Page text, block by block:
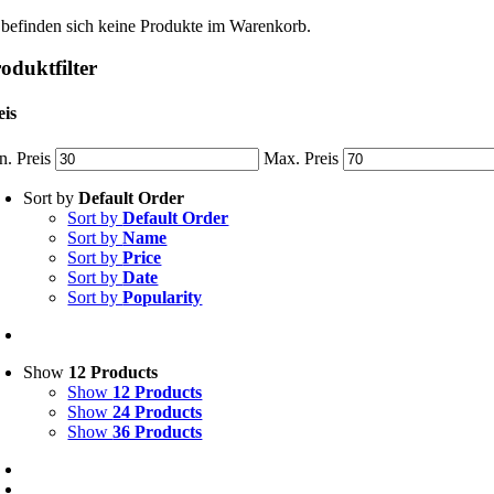
sich keine Produkte im Warenkorb.
Preis Max. Preis
Sort byDefault Order
Sort byDefault Order
Sort byName
Sort byPrice
Sort byDate
Sort byPopularity
Show 12 Products
Show 12 Products
Show24 Products
Show36 Products